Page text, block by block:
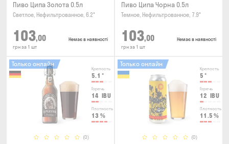
Пиво Ципа Золота 0.5л
Светлое, Нефильтрованное, 6.2°
103,00
грн за 1 шт
Немає в наявності
Пиво Ципа Чорна 0.5л
Темное, Нефильтрованное, 7.9°
103,00
грн за 1 шт
Немає в наявності
Крепость
5.1 °
Горечь
14 IBU
Плотность
13 %
(0)
Только онлайн
Крепость
5 °
Горечь
12 IBU
Плотность
11.5 %
(0)
Только онлайн